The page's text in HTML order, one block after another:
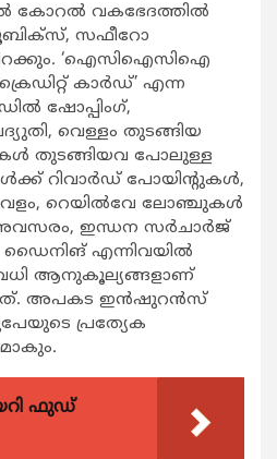
കോറല്‍ വകഭേദത്തില്‍
സഫീറോ
‘ഐസിഐസിഐ
കാര്‍ഡ്’ എന്ന
ഷോപ്പിംഗ്,
വെള്ളം തുടങ്ങിയ
തുടങ്ങിയവ പോലുള്ള
റിവാര്‍ഡ് പോയിന്‍റുകള്‍,
റെയില്‍വേ ലോഞ്ചുകള്‍
ഇന്ധന സര്‍ചാര്‍ജ്
ഡൈനിങ് എന്നിവയില്‍
ആനുകൂല്യങ്ങളാണ്
അപകട ഇന്‍ഷുറന്‍സ്
പ്രത്യേക
ഫുഡ്